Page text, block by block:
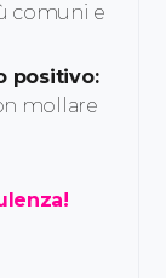
comuni e
positivo:
mollare